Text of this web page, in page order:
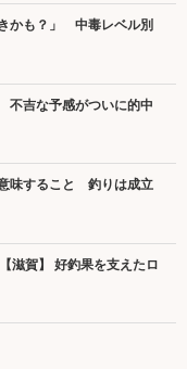
かも？」 中毒レベル別
吉な予感がついに的中
味すること 釣りは成立
滋賀】 好釣果を支えたロ